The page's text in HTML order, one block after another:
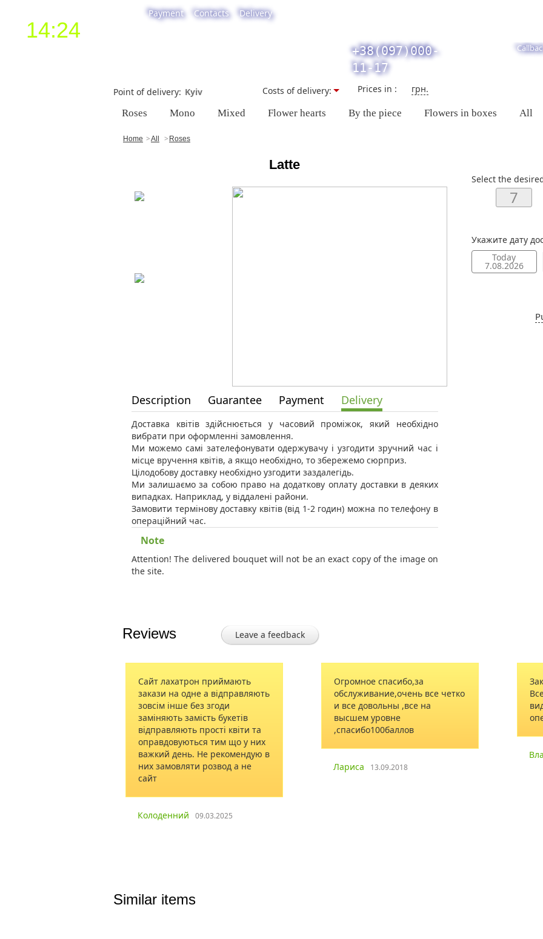
14:24
Payment Contacts Delivery
+38(097)000-
11-17
Point of delivery Costs of delivery: Prices in : грн.
Roses Mono Mixed Flower hearts By the piece Flowers in boxes All
Home All Roses
Latte
Description Guarantee Payment Delivery
Доставка квітів здійснюється у часовий проміжок, який необхідно
вибрати при оформленні замовлення.
Ми можемо самі зателефонувати одержувачу і узгодити зручний час і
місце вручення квітів, а якщо необхідно, то збережемо сюрприз.
Цілодобову доставку необхідно узгодити заздалегідь.
Ми залишаємо за собою право на додаткову оплату доставки в деяких
випадках. Наприклад, у віддалені райони.
Замовити термінову доставку квітів (від 1-2 годин) можна по телефону в
операційний час.
Note
Attention! The delivered bouquet will not be an exact copy of the image on
the site.
Select the
Укажите дату
Today
7.08.2026
Reviews Leave a feedback
закази на одне а відправляють
відправляють прості квіти та
оправдовуються тим що у них
важкий день. Не рекомендую в
Огромное спасибо,за
обслуживание,очень все четко
и все довольны ,все на
высшем уровне
,спасибо100баллов
Лариса 13.09.2018
Заказывал цветы и конфеты.
Все доставили в наилучшем
виде. Спасибо за
Similar items